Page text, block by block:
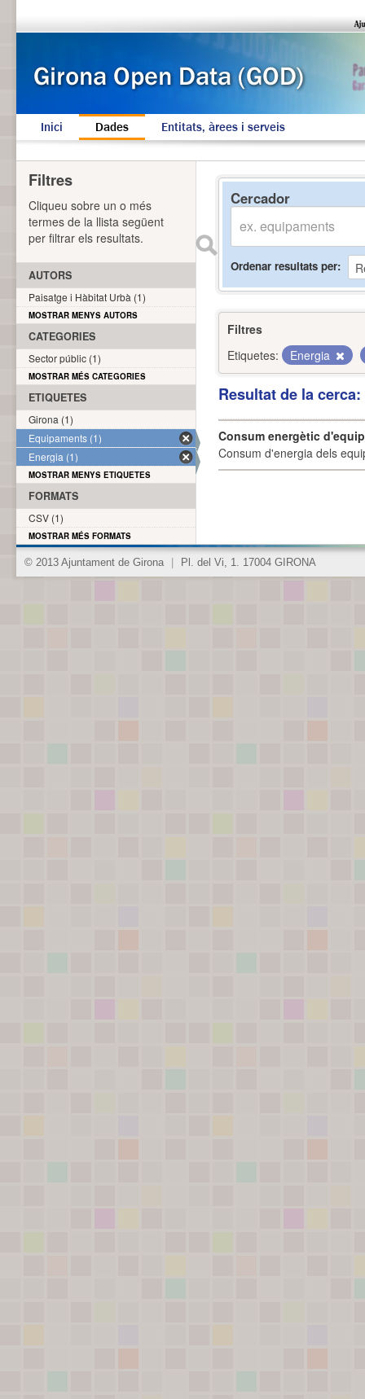
Inici Dades Entitats, àrees i serveis
Cercador
Ordenar resultats per
Filtres
Etiquetes:
Energia
Resultat de la
Consum energètic
Consum d'energia dels
Filtres
Cliqueu sobre un o més
termes de la llista següent
per filtrar els resultats.
AUTORS
Paisatge i Hàbitat Urbà (1)
MOSTRAR MENYS AUTORS
CATEGORIES
Sector públic (1)
MOSTRAR MÉS CATEGORIES
ETIQUETES
Girona (1)
Equipaments (1)
Energia (1)
MOSTRAR MENYS ETIQUETES
FORMATS
CSV (1)
MOSTRAR MÉS FORMATS
© 2013 Ajuntament de Girona Pl. del Vi, 1. 17004 GIRONA